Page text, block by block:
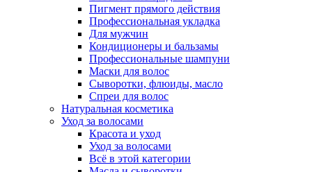
Пигмент прямого действия
Профессиональная укладка
Для мужчин
Кондиционеры и бальзамы
Профессиональные шампуни
Маски для волос
Сыворотки, флюиды, масло
Спреи для волос
Натуральная косметика
Уход за волосами
Красота и уход
Уход за волосами
Всё в этой категории